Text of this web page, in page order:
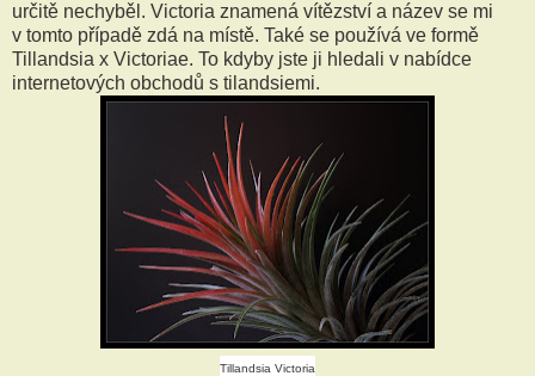
určitě nechyběl. Victoria znamená vítězství a název se mi
v tomto případě zdá na místě. Také se používá ve formě
Tillandsia x Victoriae. To kdyby jste ji hledali v nabídce
internetových obchodů s tilandsiemi.
Tillandsia Victoria